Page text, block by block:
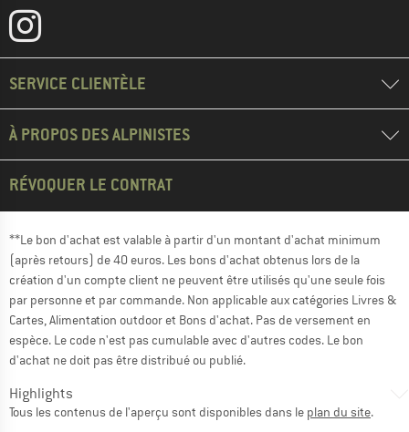
SERVICE CLIENTÈLE
À PROPOS DES ALPINISTES
RÉVOQUER LE CONTRAT
**Le bon d'achat est valable à partir d'un montant d'achat minimum
(après retours) de 40 euros. Les bons d'achat obtenus lors de la
création d'un compte client ne peuvent être utilisés qu'une seule fois
par personne et par commande. Non applicable aux catégories Livres &
Cartes, Alimentation outdoor et Bons d'achat. Pas de versement en
espèce. Le code n'est pas cumulable avec d'autres codes. Le bon
d'achat ne doit pas être distribué ou publié.
Highlights
Tous les contenus de l'aperçu sont disponibles dans le plan du site.